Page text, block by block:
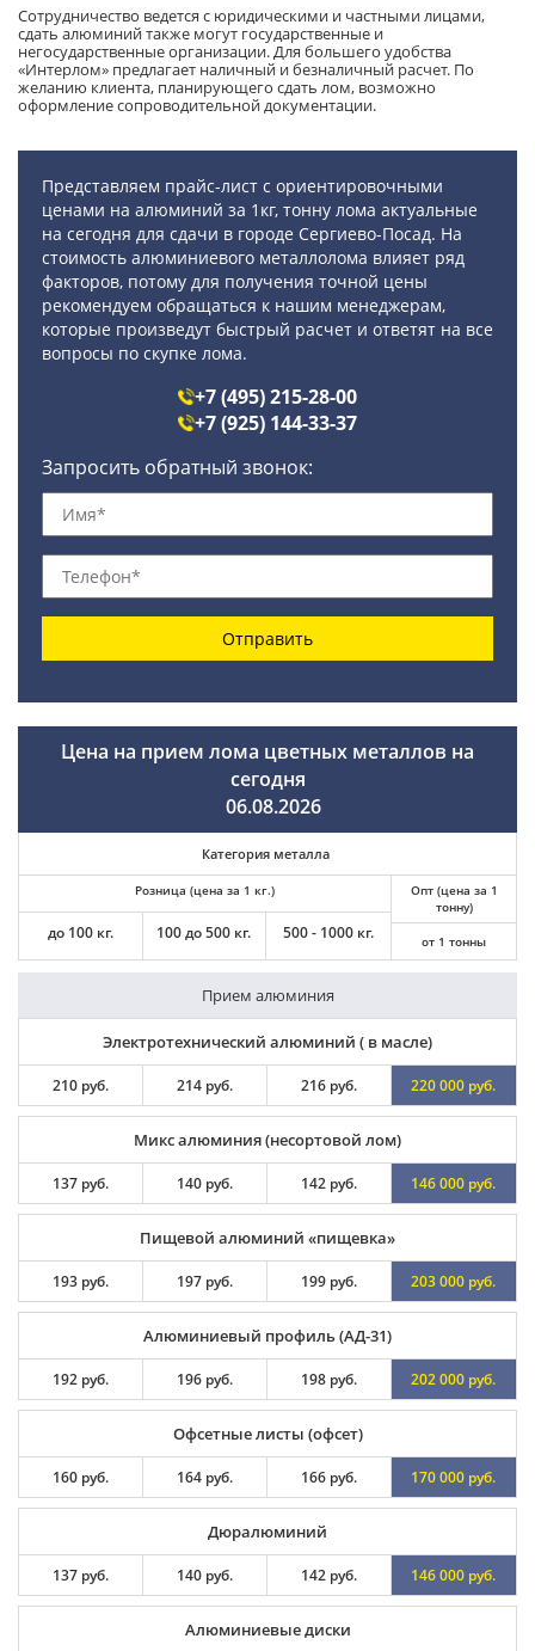
Сотрудничество ведется с юридическими и частными лицами,
сдать алюминий также могут государственные и
негосударственные организации. Для большего удобства
«Интерлом» предлагает наличный и безналичный расчет. По
желанию клиента, планирующего сдать лом, возможно
оформление сопроводительной документации.
Представляем прайс-лист с ориентировочными
ценами на алюминий за 1кг, тонну лома актуальные
на сегодня для сдачи в городе Сергиево-Посад. На
стоимость алюминиевого металлолома влияет ряд
факторов, потому для получения точной цены
рекомендуем обращаться к нашим менеджерам,
которые произведут быстрый расчет и ответят на все
вопросы по скупке лома.
+7 (495) 215-28-00
+7 (925) 144-33-37
Запросить обратный звонок:
Отправить
Цена на прием лома цветных металлов на
сегодня
06.08.2026
Категория металла
Розница (цена за 1 кг.)
до 100 кг. 100 до 500 кг. 500 - 1000 кг.
Опт (цена за 1
тонну)
от 1 тонны
Прием алюминия
Электротехнический алюминий ( в масле)
210 руб. 214 руб. 216 руб. 220 000 руб.
Микс алюминия (несортовой лом)
137 руб. 140 руб. 142 руб. 146 000 руб.
Пищевой алюминий «пищевка»
193 руб. 197 руб. 199 руб. 203 000 руб.
Алюминиевый профиль (АД-31)
192 руб. 196 руб. 198 руб. 202 000 руб.
Офсетные листы (офсет)
160 руб. 164 руб. 166 руб. 170 000 руб.
Дюралюминий
137 руб. 140 руб. 142 руб. 146 000 руб.
Алюминиевые диски